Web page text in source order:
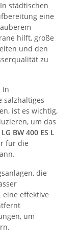
städtischen
eine
hilft, große
und den
zu
In
salzhaltiges
ist es wichtig,
um das
LG BW 400 ES L
für die
die
eine effektive
um